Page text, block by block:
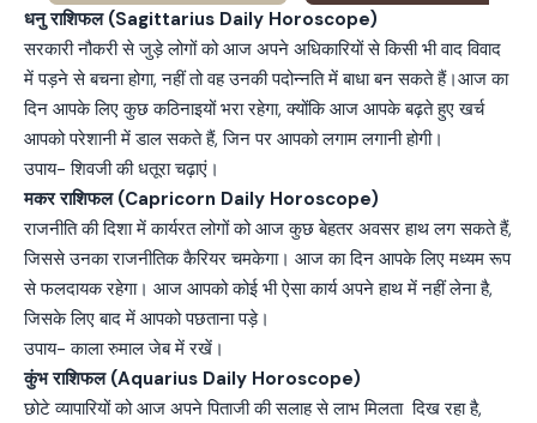
धनु राशिफल (Sagittarius Daily Horoscope)
सरकारी नौकरी से जुड़े लोगों को आज अपने अधिकारियों से किसी भी वाद विवाद
में पड़ने से बचना होगा, नहीं तो वह उनकी पदोन्नति में बाधा बन सकते हैं।आज का
दिन आपके लिए कुछ कठिनाइयों भरा रहेगा, क्योंकि आज आपके बढ़ते हुए खर्च
आपको परेशानी में डाल सकते हैं, जिन पर आपको लगाम लगानी होगी।
उपाय- शिवजी की धतूरा चढ़ाएं।
मकर राशिफल (Capricorn Daily Horoscope)
राजनीति की दिशा में कार्यरत लोगों को आज कुछ बेहतर अवसर हाथ लग सकते हैं,
जिससे उनका राजनीतिक कैरियर चमकेगा। आज का दिन आपके लिए मध्यम रूप
से फलदायक रहेगा। आज आपको कोई भी ऐसा कार्य अपने हाथ में नहीं लेना है,
जिसके लिए बाद में आपको पछताना पड़े।
उपाय- काला रुमाल जेब में रखें।
कुंभ राशिफल (Aquarius Daily Horoscope)
छोटे व्यापारियों को आज अपने पिताजी की सलाह से लाभ मिलता दिख रहा है,